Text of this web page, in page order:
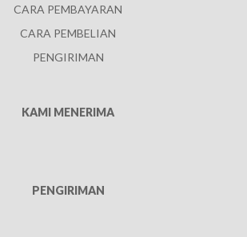
CARA PEMBAYARAN
CARA PEMBELIAN
PENGIRIMAN
KAMI MENERIMA
PENGIRIMAN